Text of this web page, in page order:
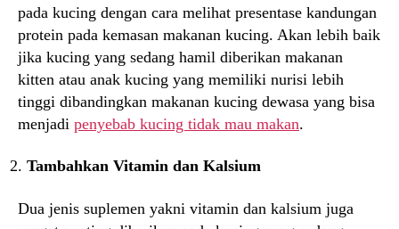
pada kucing dengan cara melihat presentase kandungan
protein pada kemasan makanan kucing. Akan lebih baik
jika kucing yang sedang hamil diberikan makanan
kitten atau anak kucing yang memiliki nurisi lebih
tinggi dibandingkan makanan kucing dewasa yang bisa
menjadi penyebab kucing tidak mau makan.
Tambahkan Vitamin dan Kalsium
Dua jenis suplemen yakni vitamin dan kalsium juga